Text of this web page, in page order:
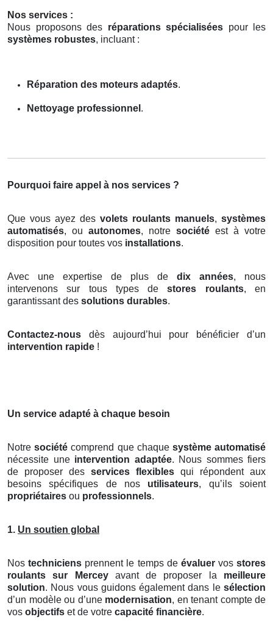
Nos services :
Nous proposons des réparations spécialisées pour les
systèmes robustes, incluant :
Réparation des moteurs adaptés.
Nettoyage professionnel .
Pourquoi faire appel à nos services ?
Que vous ayez des volets roulants manuels, systèmes
automatisés, ou autonomes, notre société est à votre
disposition pour toutes vos installations.
Avec une expertise de plus de dix années, nous
intervenons sur tous types destores roulants, en
garantissant des solutions durables.
Contactez-nous dès aujourd’hui pour bénéficier d’un
intervention rapide !
Un service adapté à chaque besoin
Notresociété comprend que chaque système automatisé
nécessite une intervention adaptée. Nous sommes fiers
de proposer des services flexibles qui répondent aux
besoins spécifiques de nos utilisateurs, qu’ils soient
propriétaires ou professionnels.
1. Un soutien global
Nostechniciens prennent le temps de évaluervos stores
roulants
sur Mercey avant de proposer la meilleure
solution. Nous vous guidons également dans le sélection
d’un modèle ou d’une modernisation, en tenant compte de
vos objectifs et de votre capacité financière.